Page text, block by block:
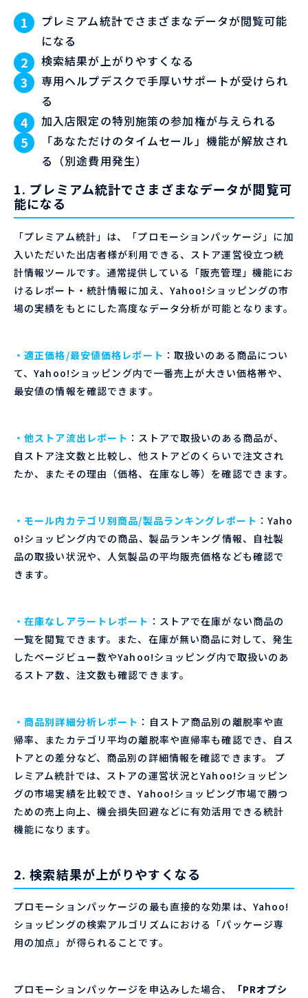
プレミアム統計でさまざまなデータが閲覧可能
になる
検索結果が上がりやすくなる
専用ヘルプデスクで手厚いサポートが受けられ
る
加入店限定の特別施策の参加権が与えられる
「あなただけのタイムセール」機能が解放され
る（別途費用発生）
1. プレミアム統計でさまざまなデータが閲覧可
能になる
「プレミアム統計」は、「プロモーションパッケージ」に加
入いただいた出店者様が利用できる、ストア運営役立つ統
計情報ツールです。通常提供している「販売管理」機能にお
けるレポート・統計情報に加え、Yahoo!ショッピングの市
場の実績をもとにした高度なデータ分析が可能となります。
・適正価格/最安値価格レポート ：取扱いのある商品につい
て、Yahoo!ショッピング内で一番売上が大きい価格帯や、
最安値の情報を確認できます。
・他ストア流出レポート ：ストアで取扱いのある商品が、
自ストア注文数と比較し、他ストアどのくらいで注文され
たか、またその理由（価格、在庫なし等）を確認できます。
・モール内カテゴリ別商品/製品ランキングレポート ：Yaho
o!ショッピング内での商品、製品ランキング情報、自社製
品の取扱い状況や、人気製品の平均販売価格なども確認で
きます。
・在庫なしアラートレポート ：ストアで在庫がない商品の
一覧を閲覧できます。また、在庫が無い商品に対して、発生
したページビュー数やYahoo!ショッピング内で取扱いのあ
るストア数、注文数も確認できます。
・商品別詳細分析レポート ：自ストア商品別の離脱率や直
帰率、またカテゴリ平均の離脱率や直帰率も確認でき、自ス
トアとの差分など、商品別の詳細情報を確認できます。 プ
レミアム統計では、ストアの運営状況とYahoo!ショッピン
グの市場実績を比較でき、Yahoo!ショッピング市場で勝つ
ための売上向上、機会損失回避などに有効活用できる統計
機能になります。
2. 検索結果が上がりやすくなる
プロモーションパッケージの最も直接的な効果は、Yahoo!
ショッピングの検索アルゴリズムにおける「パッケージ専
用の加点」が得られることです。
プロモーションパッケージを申込みした場合、 「PRオプシ